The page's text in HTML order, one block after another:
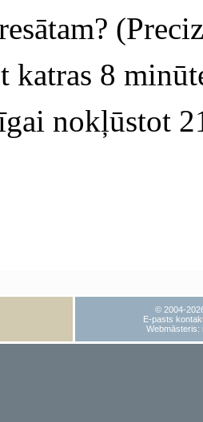
8
nokļūstot
© 2004-
E-pasts